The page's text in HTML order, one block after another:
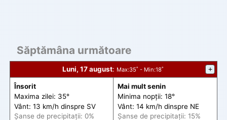
Săptămâna următoare
Luni, 17 august: Max:35˚ - Min:18˚ +
Însorit
Maxima zilei: 35°
Vânt: 13 km/h dinspre SV
Șanse de precipitații: 0%
Mai mult senin
Minima nopții: 18°
Vânt: 14 km/h dinspre NE
Șanse de precipitații: 15%